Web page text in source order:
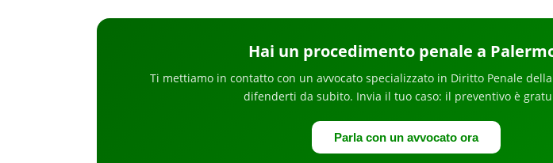
Hai un procedimento penale a
Ti mettiamo in contatto con un avvocato specializzato in Diritto Penale
difenderti da subito. Invia il tuo caso: il preventivo è
Parla con un avvocato ora